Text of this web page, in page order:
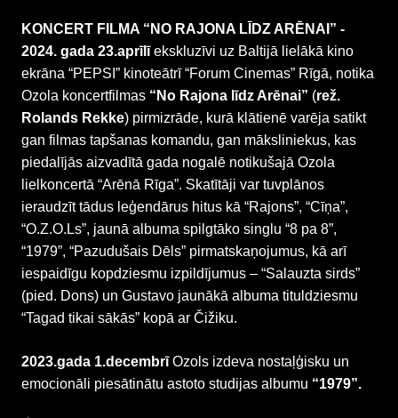
KONCERT FILMA “NO RAJONA LĪDZ ARĒNAI” -
2024. gada 23.aprīlīekskluzīvi uz Baltijā lielākā kino
ekrāna “PEPSI” kinoteātrī “Forum Cinemas” Rīgā, notika
Ozola koncertfilmas “No Rajona līdz Arēnai” (rež.
Rolands Rekke) pirmizrāde, kurā klātienē varēja satikt
gan filmas tapšanas komandu, gan māksliniekus, kas
piedalījās aizvadītā gada nogalē notikušajā Ozola
lielkoncertā “Arēnā Rīga”. Skatītāji var tuvplānos
ieraudzīt tādus leģendārus hitus kā “Rajons”, “Cīņa”,
“O.Z.O.Ls”, jaunā albuma spilgtāko singlu “8 pa 8”,
“1979”, “Pazudušais Dēls” pirmatskaņojumus, kā arī
iespaidīgu kopdziesmu izpildījumus – “Salauzta sirds”
(pied. Dons) un Gustavo jaunākā albuma tituldziesmu
“Tagad tikai sākās” kopā ar Čižiku.
2023.gada 1.decembrīOzols izdeva nostaļģisku un
emocionāli piesātinātu astoto studijas albumu “1979”.